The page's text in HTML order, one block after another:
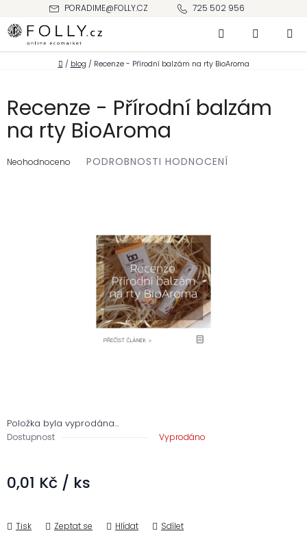
obsah
PORADIME@FOLLY.CZ 725 502 956
Hledat NÁKUPNÍ
KOŠÍK
Domů
/ blog / Recenze - Přírodní balzám na rty BioAroma
Položka byla vyprodána…
Dostupnost Vyprodáno
0,01 Kč / ks
Tisk Zeptat se Hlídat Sdílet
Recenze - Přírodní balzám
na rty BioAroma
hodnocení
Neohodnoceno PODROBNOSTI HODNOCENÍ